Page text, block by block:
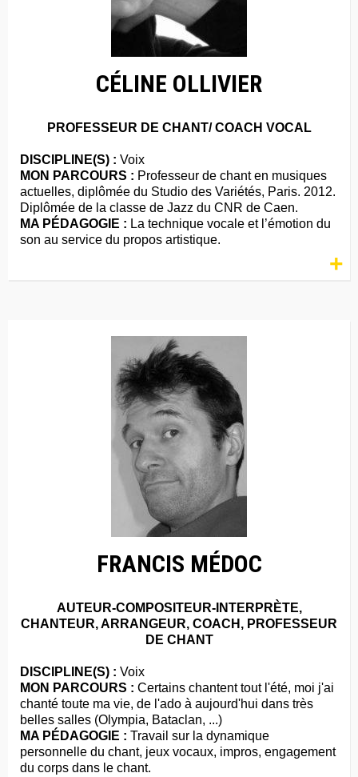
CÉLINE OLLIVIER
PROFESSEUR DE CHANT/ COACH VOCAL
DISCIPLINE(S) : Voix
MON PARCOURS : Professeur de chant en musiques
actuelles, diplômée du Studio des Variétés, Paris. 2012.
Diplômée de la classe de Jazz du CNR de Caen.
MA PÉDAGOGIE : La technique vocale et l’émotion du
son au service du propos artistique.
+
FRANCIS MÉDOC
AUTEUR-COMPOSITEUR-INTERPRÈTE,
CHANTEUR, ARRANGEUR, COACH, PROFESSEUR
DE CHANT
DISCIPLINE(S) : Voix
MON PARCOURS : Certains chantent tout l'été, moi j'ai
chanté toute ma vie, de l'ado à aujourd'hui dans très
belles salles (Olympia, Bataclan, ...)
MA PÉDAGOGIE : Travail sur la dynamique
personnelle du chant, jeux vocaux, impros, engagement
du corps dans le chant.